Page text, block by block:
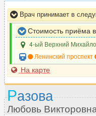
Врач принимает в
Стоимость приёма
4-ый Верхний
Ленинский проспект
На карте
Разова
Любовь